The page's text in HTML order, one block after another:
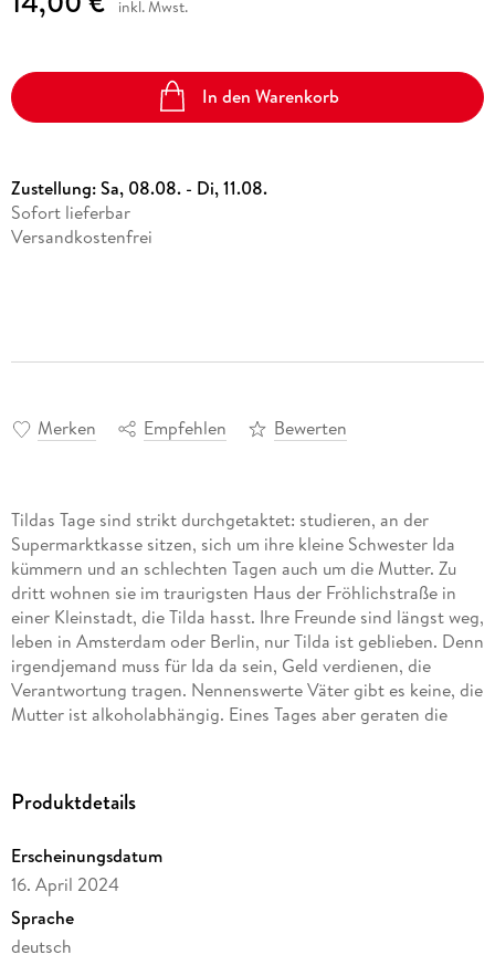
inkl. Mwst.
In den Warenkorb
Zustellung:Sa, 08.08. - Di, 11.08.
Sofort lieferbar
Versandkostenfrei
Merken Empfehlen Bewerten
Tildas Tage sind strikt durchgetaktet: studieren, an der
Supermarktkasse sitzen, sich um ihre kleine Schwester Ida
kümmern und an schlechten Tagen auch um die Mutter. Zu
dritt wohnen sie im traurigsten Haus der Fröhlichstraße in
einer Kleinstadt, die Tilda hasst. Ihre Freunde sind längst weg,
leben in Amsterdam oder Berlin, nur Tilda ist geblieben. Denn
irgendjemand muss für Ida da sein, Geld verdienen, die
Verantwortung tragen. Nennenswerte Väter gibt es keine, die
Mutter ist alkoholabhängig. Eines Tages aber geraten die
mit dem Tilda früher befreundet war. Viktor, der genau wie sie
glaubt, es könnte alles gut werden, gerät die Situation zu
Hause vollends außer Kontrolle.'22 Bahnen' ist eine raue und
gleichzeitig zärtliche Geschichte über die Verheerungen des
Familienlebens und darüber, wie das Glück zu finden ist
zwischen Verantwortung und Freiheit.»Caroline Wahl findet
Produktdetails
Erscheinungsdatum
16. April 2024
Sprache
deutsch